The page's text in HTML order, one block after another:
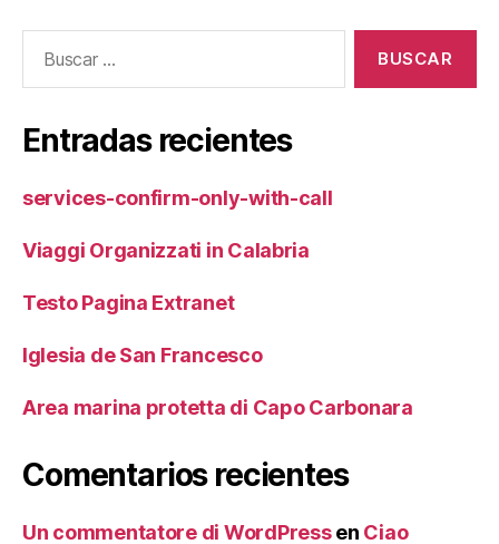
Entradas recientes
services-confirm-only-with-call
Viaggi Organizzati in Calabria
Testo Pagina Extranet
Iglesia de San Francesco
Area marina protetta di Capo Carbonara
Comentarios recientes
Un commentatore di WordPressen Ciao